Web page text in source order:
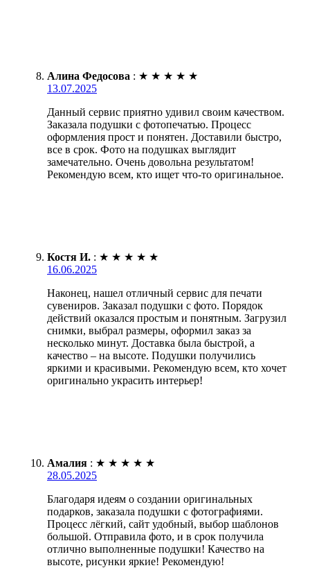
Алина Федосова : ★ ★ ★ ★ ★
13.07.2025
Данный сервис приятно удивил своим качеством.
Заказала подушки с фотопечатью. Процесс
оформления прост и понятен. Доставили быстро,
все в срок. Фото на подушках выглядит
замечательно. Очень довольна результатом!
Рекомендую всем, кто ищет что-то оригинальное.
Костя И. : ★ ★ ★ ★ ★
16.06.2025
Наконец, нашел отличный сервис для печати
сувениров. Заказал подушки с фото. Порядок
действий оказался простым и понятным. Загрузил
снимки, выбрал размеры, оформил заказ за
несколько минут. Доставка была быстрой, а
качество – на высоте. Подушки получились
яркими и красивыми. Рекомендую всем, кто хочет
оригинально украсить интерьер!
Амалия : ★ ★ ★ ★ ★
28.05.2025
Благодаря идеям о создании оригинальных
подарков, заказала подушки с фотографиями.
Процесс лёгкий, сайт удобный, выбор шаблонов
большой. Отправила фото, и в срок получила
отлично выполненные подушки! Качество на
высоте, рисунки яркие! Рекомендую!